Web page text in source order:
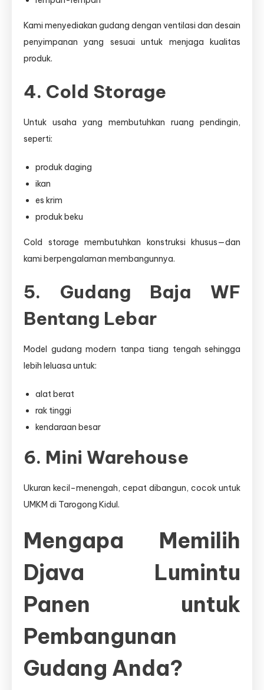
Kami menyediakan gudang dengan ventilasi dan desain
penyimpanan yang sesuai untuk menjaga kualitas
produk.
4. Cold Storage
Untuk usaha yang membutuhkan ruang pendingin,
seperti:
produk daging
ikan
es krim
produk beku
Cold storage membutuhkan konstruksi khusus—dan
kami berpengalaman membangunnya.
5. Gudang Baja WF
Bentang Lebar
Model gudang modern tanpa tiang tengah sehingga
lebih leluasa untuk:
alat berat
rak tinggi
kendaraan besar
6. Mini Warehouse
Ukuran kecil–menengah, cepat dibangun, cocok untuk
UMKM di Tarogong Kidul.
Mengapa Memilih
Djava Lumintu
Panen untuk
Pembangunan
Gudang Anda?